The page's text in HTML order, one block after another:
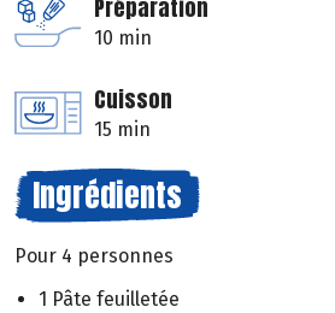
Préparation
10 min
Cuisson
15 min
Ingrédients
Pour 4 personnes
1 Pâte feuilletée